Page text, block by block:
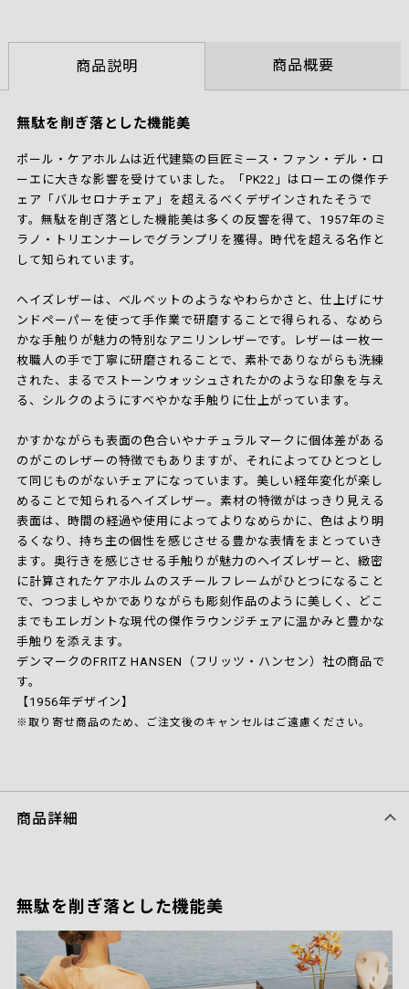
商品説明 商品概要
無駄を削ぎ落とした機能美
ポール・ケアホルムは近代建築の巨匠ミース・ファン・デル・ロ
ーエに大きな影響を受けていました。「PK22」はローエの傑作チ
ェア「バルセロナチェア」を超えるべくデザインされたそうで
す。無駄を削ぎ落とした機能美は多くの反響を得て、1957年のミ
ラノ・トリエンナーレでグランプリを獲得。時代を超える名作と
して知られています。
ヘイズレザーは、ベルベットのようなやわらかさと、仕上げにサ
ンドペーパーを使って手作業で研磨することで得られる、なめら
かな手触りが魅力の特別なアニリンレザーです。レザーは一枚一
枚職人の手で丁寧に研磨されることで、素朴でありながらも洗練
された、まるでストーンウォッシュされたかのような印象を与え
る、シルクのようにすべやかな手触りに仕上がっています。
かすかながらも表面の色合いやナチュラルマークに個体差がある
のがこのレザーの特徴でもありますが、それによってひとつとし
て同じものがないチェアになっています。美しい経年変化が楽し
めることで知られるヘイズレザー。素材の特徴がはっきり見える
表面は、時間の経過や使用によってよりなめらかに、色はより明
るくなり、持ち主の個性を感じさせる豊かな表情をまとっていき
ます。奥行きを感じさせる手触りが魅力のヘイズレザーと、緻密
に計算されたケアホルムのスチールフレームがひとつになること
で、つつましやかでありながらも彫刻作品のように美しく、どこ
までもエレガントな現代の傑作ラウンジチェアに温かみと豊かな
手触りを添えます。
デンマークのFRITZ HANSEN（フリッツ・ハンセン）社の商品で
す。
【1956年デザイン】
※取り寄せ商品のため、ご注文後のキャンセルはご遠慮ください。
商品詳細
無駄を削ぎ落とした機能美